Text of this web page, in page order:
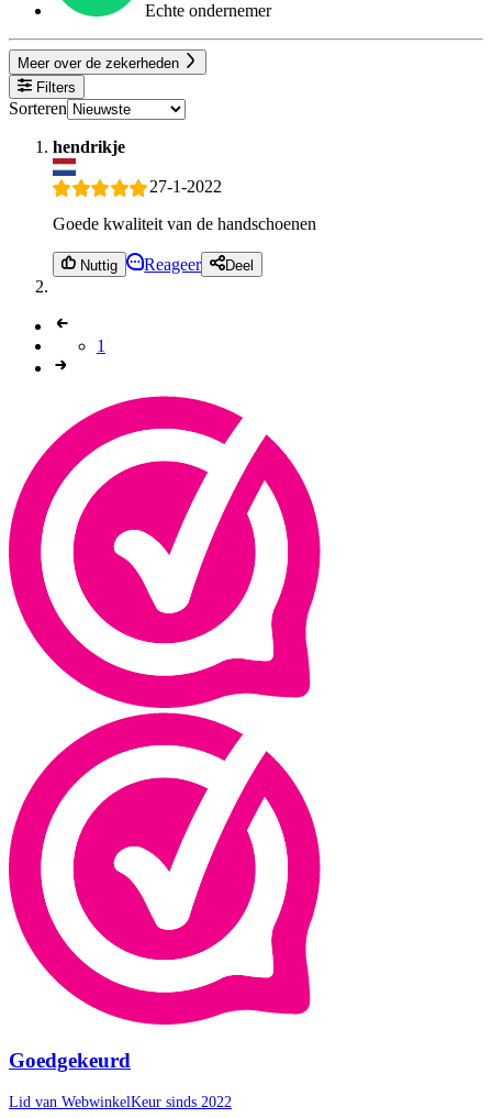
Echte ondernemer
Meer over de zekerheden
Filters
Sorteren
hendrikje
27-1-2022
Goede kwaliteit van de handschoenen
Nuttig Reageer Deel
1
Goedgekeurd
Lid van WebwinkelKeur sinds 2022